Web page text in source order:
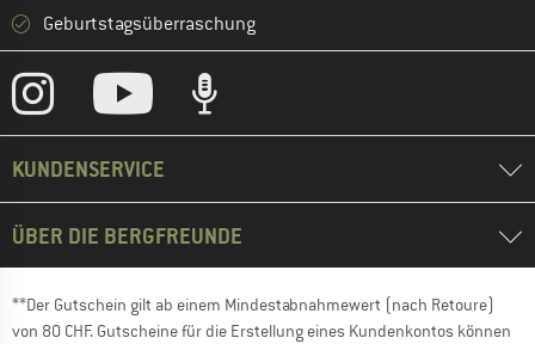
Geburtstagsüberraschung
KUNDENSERVICE
ÜBER DIE BERGFREUNDE
**Der Gutschein gilt ab einem Mindestabnahmewert (nach Retoure)
von 80 CHF. Gutscheine für die Erstellung eines Kundenkontos können